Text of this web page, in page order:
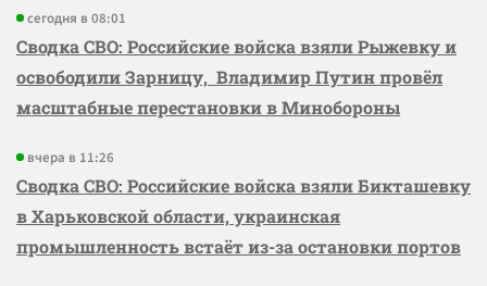
сегодня в 08:01
Сводка СВО: Российские войска взяли Рыжевку и
освободили Зарницу, Владимир Путин провёл
масштабные перестановки в Минобороны
вчера в 11:26
Сводка СВО: Российские войска взяли Бикташевку
в Харьковской области, украинская
промышленность встаёт из-за остановки портов